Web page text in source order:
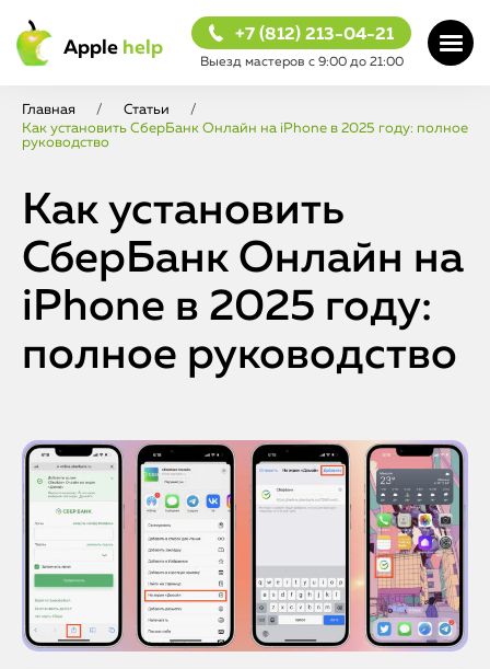
Apple help
+7 (812) 213-04-21
Выезд мастеров с 9:00 до 21:00
Главная / Статьи
/
Как установить СберБанк Онлайн на iPhone в 2025 году: полное
руководство
Как установить
СберБанк Онлайн на
iPhone в 2025 году:
полное руководство